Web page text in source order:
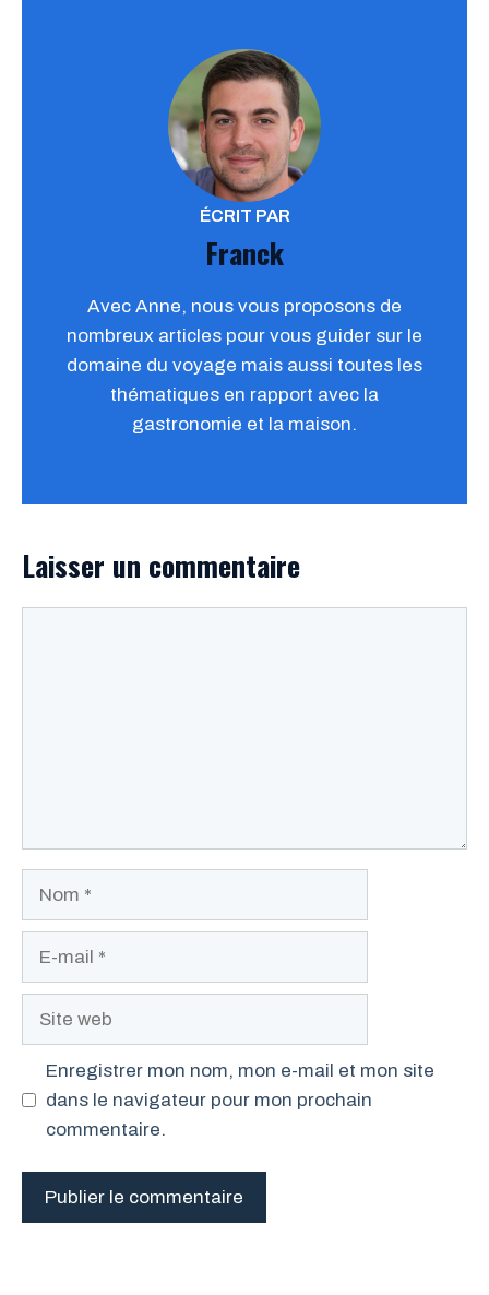
ÉCRIT PAR
Franck
Avec Anne, nous vous proposons de
nombreux articles pour vous guider sur le
domaine du voyage mais aussi toutes les
thématiques en rapport avec la
gastronomie et la maison.
Laisser un commentaire
Enregistrer mon nom, mon e-mail et mon site
dans le navigateur pour mon prochain
commentaire.